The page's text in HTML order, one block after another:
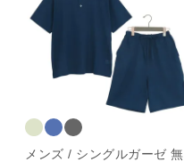
メンズ / シングルガーゼ 無